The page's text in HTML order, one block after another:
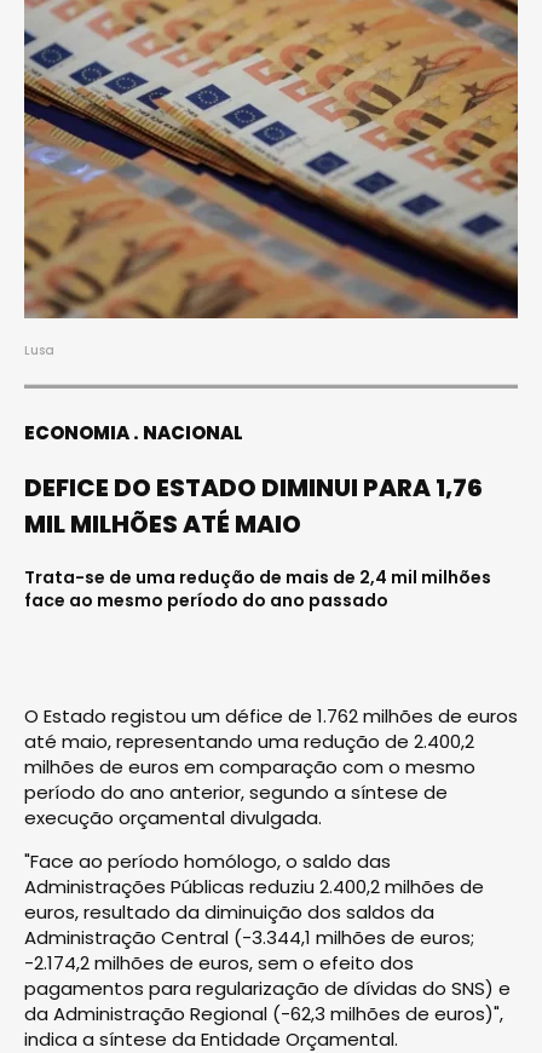
Lusa
ECONOMIA NACIONAL
DEFICE DO ESTADO DIMINUI PARA 1,76
MIL MILHÕES ATÉ MAIO
Trata-se de uma redução de mais de 2,4 mil milhões
face ao mesmo período do ano passado
O Estado registou um défice de 1.762 milhões de euros
até maio, representando uma redução de 2.400,2
milhões de euros em comparação com o mesmo
período do ano anterior, segundo a síntese de
execução orçamental divulgada.
"Face ao período homólogo, o saldo das
Administrações Públicas reduziu 2.400,2 milhões de
euros, resultado da diminuição dos saldos da
Administração Central (-3.344,1 milhões de euros;
-2.174,2 milhões de euros, sem o efeito dos
pagamentos para regularização de dívidas do SNS) e
da Administração Regional (-62,3 milhões de euros)",
indica a síntese da Entidade Orçamental.